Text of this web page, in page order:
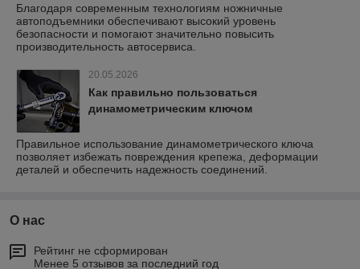
Благодаря современным технологиям ножничные
автоподъемники обеспечивают высокий уровень
безопасности и помогают значительно повысить
производительность автосервиса.
20.05.2026
Как правильно пользоваться
динамометрическим ключом
Правильное использование динамометрического ключа
позволяет избежать повреждения крепежа, деформации
деталей и обеспечить надежность соединений.
О нас
Рейтинг не сформирован
Менее 5 отзывов за последний год